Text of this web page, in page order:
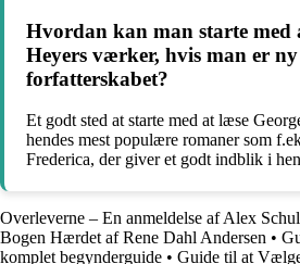
Hvordan kan man starte med
Heyers værker, hvis man er
forfatterskabet?
Et godt sted at starte med at læse
hendes mest populære romaner som
Frederica, der giver et godt indblik i
Overleverne – En anmeldelse af Alex
Bogen Hærdet af Rene Dahl Andersen •
komplet begynderguide • Guide til at